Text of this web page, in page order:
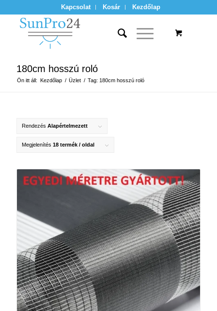
Kapcsolat Kosár Kezdőlap
180cm hosszú roló
Ön itt áll: Kezdőlap / Üzlet / Tag: 180cm hosszú roló
Rendezés Alapértelmezett
Megjelenítés 18 termék / oldal